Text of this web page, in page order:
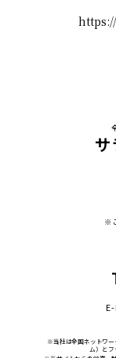
サ
※
※当社は全国ネットワー
ム）とフ